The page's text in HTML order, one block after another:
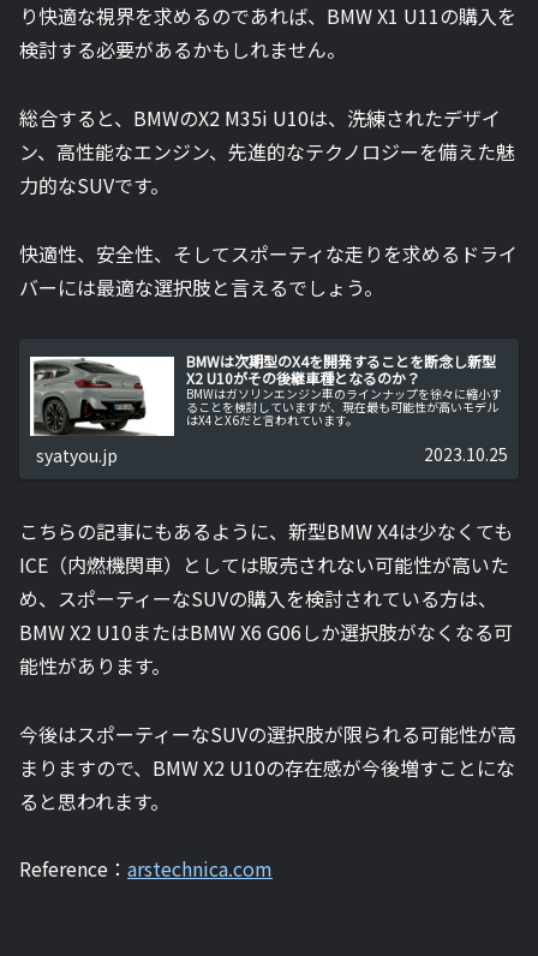
り快適な視界を求めるのであれば、BMW X1 U11の購入を
検討する必要があるかもしれません。
総合すると、BMWのX2 M35i U10は、洗練されたデザイ
ン、高性能なエンジン、先進的なテクノロジーを備えた魅
力的なSUVです。
快適性、安全性、そしてスポーティな走りを求めるドライ
バーには最適な選択肢と言えるでしょう。
BMWは次期型のX4を開発することを断念し新型
X2 U10がその後継車種となるのか？
BMWはガソリンエンジン車のラインナップを徐々に縮小す
ることを検討していますが、現在最も可能性が高いモデル
はX4とX6だと言われています。
syatyou.jp 2023.10.25
こちらの記事にもあるように、新型BMW X4は少なくても
ICE（内燃機関車）としては販売されない可能性が高いた
め、スポーティーなSUVの購入を検討されている方は、
BMW X2 U10またはBMW X6 G06しか選択肢がなくなる可
能性があります。
今後はスポーティーなSUVの選択肢が限られる可能性が高
まりますので、BMW X2 U10の存在感が今後増すことにな
ると思われます。
Reference： arstechnica.com